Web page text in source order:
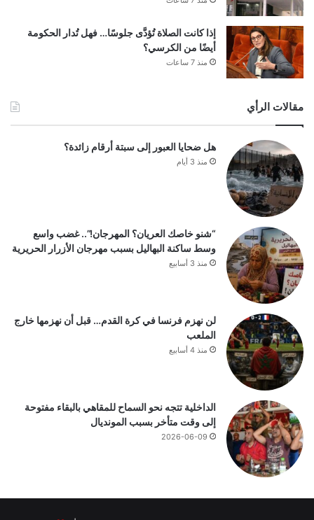
إذا كانت الصلاة تُؤدَّى جلوسًا… فهل تُدار الحكومة
أيضًا من الكرسي؟
منذ 7 ساعات
مقالات الرأي
هل ضحايا العبور إلى سبتة أرقام زائدة؟
منذ 3 أيام
“شنو خاصك العريان؟ المهرجان!”.. غضب واسع
وسط ساكنة البهاليل بسبب مهرجان الأزرار الحريرية
منذ 3 أسابيع
لن نهزم فرنسا في كرة القدم… قبل أن نهزمها خارج
الملعب
منذ 4 أسابيع
الداخلية تتجه نحو السماح للمقاهي بالبقاء مفتوحة
إلى وقت متأخر بسبب المونديال
2026-06-09